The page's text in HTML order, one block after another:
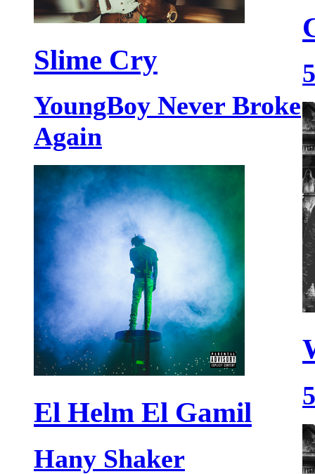
Slime Cry
YoungBoy Never Broke
Again
El Helm El Gamil
Hany Shaker